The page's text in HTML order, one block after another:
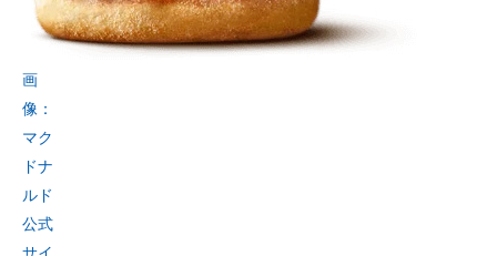
画
像：
マク
ドナ
ルド
公式